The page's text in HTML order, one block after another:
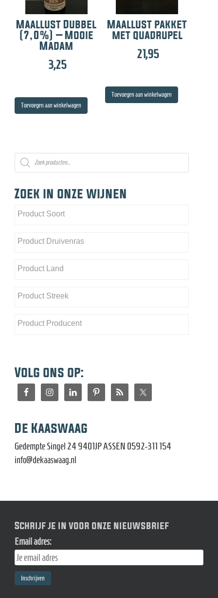
Maallust Dubbel
(7,0%) – Mooie
Madam
3,25
Toevoegen aan winkelwagen
Maallust pakket
met quadrupel
21,95
Toevoegen aan winkelwagen
Producten
zoeken
Zoek in onze wijnen
Volg ons op:
De Kaaswaag
Gedempte Singel 24 9401JP ASSEN 0592-311 154
info@dekaaswaag.nl
Schrijf je in voor onze nieuwsbrief
Email adres: